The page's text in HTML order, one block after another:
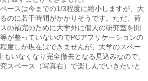
ースは今までの1/3程度に縮小しますが、大
のに若干時間がかかりそうです。ただ、荷
の補完のために大学外に個人の研究室を開
が整っていないのでPCアプリケーションの
度しか現在はできませんが、大学のスペー
もいなくなり完全撤去となる見込みなので、
スペース（写真右）で楽しんでいきたいと